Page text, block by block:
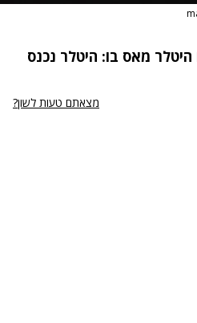
מאס בו: היטלר נכנס
מצאתם טעות לשון?